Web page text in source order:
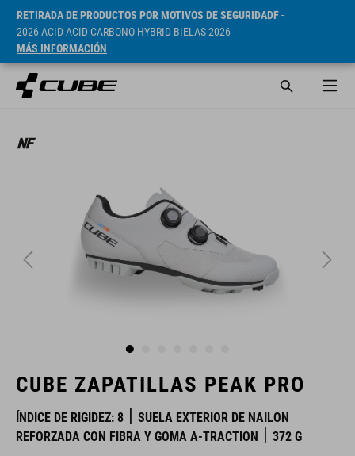
RETIRADA DE PRODUCTOS POR MOTIVOS DE SEGURIDADF-
2026 ACID ACID CARBONO HYBRID BIELAS 2026
MÁS INFORMACIÓN
CUBE ZAPATILLAS PEAK PRO
ÍNDICE DE RIGIDEZ: 8
SUELA EXTERIOR DE NAILON
REFORZADA CON FIBRA Y GOMA A-TRACTION
372 G